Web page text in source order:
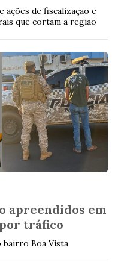
ações de fiscalização e
que cortam a região
apreendidos em
tráfico
bairro Boa Vista